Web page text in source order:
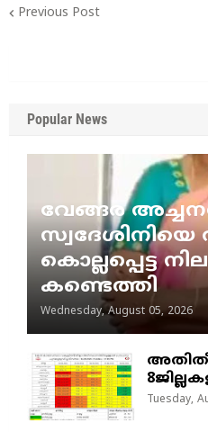
Previous Post
Popular News
വേങ്ങര
കൊല്ലപ്പെട്ട
കണ്ടെത്തി
Wednesday, August 05, 2026
Tuesday,